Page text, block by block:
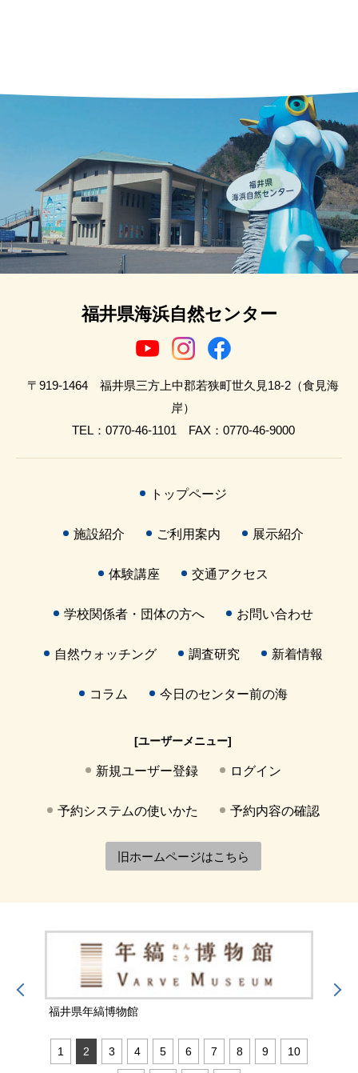
福井県海浜自然センター
〒919-1464 福井県三方上中郡若狭町世久見18-2（食見海
岸）
TEL：0770-46-1101 FAX：0770-46-9000
トップページ
施設紹介 ご利用案内 展示紹介
体験講座 交通アクセス
学校関係者・団体の方へ お問い合わせ
自然ウォッチング 調査研究 新着情報
コラム 今日のセンター前の海
[ユーザーメニュー]
新規ユーザー登録 ログイン
予約システムの使いかた 予約内容の確認
旧ホームページはこちら
福井県年縞博物館
1 2 3 4 5 6 7 8 9 10